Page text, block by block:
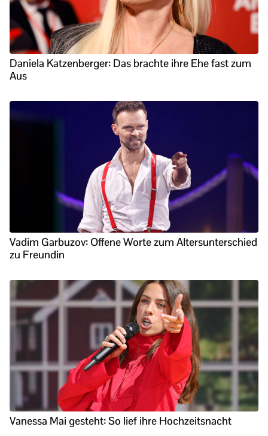
Daniela Katzenberger: Das brachte ihre Ehe fast zum
Aus
Vadim Garbuzov: Offene Worte zum Altersunterschied
zu Freundin
Vanessa Mai gesteht: So lief ihre Hochzeitsnacht